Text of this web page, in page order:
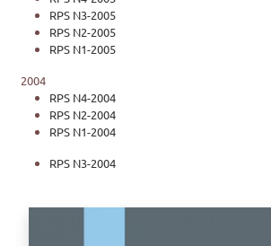
RPS N3-2005
RPS N2-2005
RPS N1-2005
2004
RPS N4-2004
RPS N2-2004
RPS N1-2004
RPS N3-2004